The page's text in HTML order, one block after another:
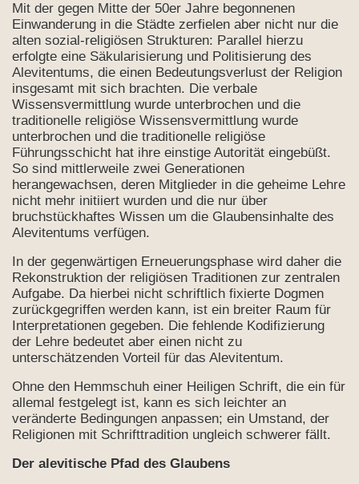
Mit der gegen Mitte der 50er Jahre begonnenen
Einwanderung in die Städte zerfielen aber nicht nur die
alten sozial-religiösen Strukturen: Parallel hierzu
erfolgte eine Säkularisierung und Politisierung des
Alevitentums, die einen Bedeutungsverlust der Religion
insgesamt mit sich brachten. Die verbale
Wissensvermittlung wurde unterbrochen und die
traditionelle religiöse Wissensvermittlung wurde
unterbrochen und die traditionelle religiöse
Führungsschicht hat ihre einstige Autorität eingebüßt.
So sind mittlerweile zwei Generationen
herangewachsen, deren Mitglieder in die geheime Lehre
nicht mehr initiiert wurden und die nur über
bruchstückhaftes Wissen um die Glaubensinhalte des
Alevitentums verfügen.
In der gegenwärtigen Erneuerungsphase wird daher die
Rekonstruktion der religiösen Traditionen zur zentralen
Aufgabe. Da hierbei nicht schriftlich fixierte Dogmen
zurückgegriffen werden kann, ist ein breiter Raum für
Interpretationen gegeben. Die fehlende Kodifizierung
der Lehre bedeutet aber einen nicht zu
unterschätzenden Vorteil für das Alevitentum.
Ohne den Hemmschuh einer Heiligen Schrift, die ein für
allemal festgelegt ist, kann es sich leichter an
veränderte Bedingungen anpassen; ein Umstand, der
Religionen mit Schrifttradition ungleich schwerer fällt.
Der alevitische Pfad des Glaubens
Veli...
Aleviten
(Müsahiplik)?